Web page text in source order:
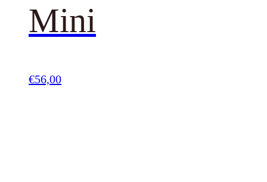
Mini
€56,00